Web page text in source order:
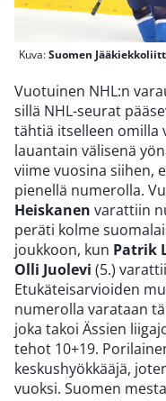
Kuva:Suomen
Vuotuinen NHL:n
sillä NHL-seurat
tähtiä itselleen omilla
lauantain välisenä
viime vuosina siihen,
pienellä numerolla.
Heiskanen varattiin
peräti kolme
joukkoon, kun Patrik
Olli Juolevi (5.)
Etukäteisarvioiden
numerolla varataan
joka takoi Ässien
tehot 10+19.
keskushyökkääjä,
vuoksi. Suomen